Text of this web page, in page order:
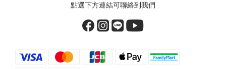
點選下方連結可聯絡到我們